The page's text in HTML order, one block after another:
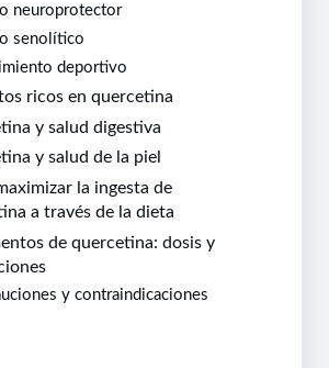
neuroprotector
senolítico
deportivo
ricos en quercetina
y salud digestiva
y salud de la piel
la ingesta de
a través de la dieta
de quercetina: dosis y
y contraindicaciones